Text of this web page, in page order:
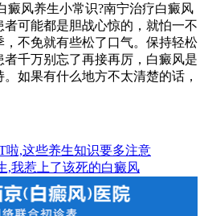
风养生小常识?南宁治疗白癜风
可能都是胆战心惊的，就怕一不
不免就有些松了口气。保持轻松
千万别忘了再接再厉，白癜风是
如果有什么地方不太清楚的话，
啦,这些养生知识要多注意
,我惹上了该死的白癜风